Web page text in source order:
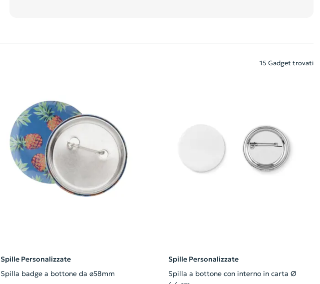
15 Gadget trovati
Spille Personalizzate
Spilla badge a bottone da ø58mm
Spille Personalizzate
Spilla a bottone con interno in carta Ø